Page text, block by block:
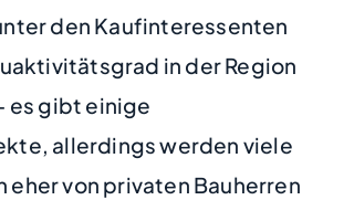
den Kaufinteressenten
in der Region
es gibt einige
allerdings werden viele
eher von privaten Bauherren